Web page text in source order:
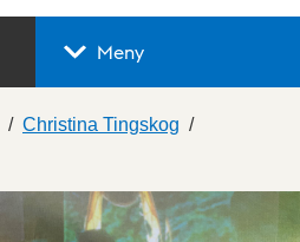
Meny
Christina Tingskog